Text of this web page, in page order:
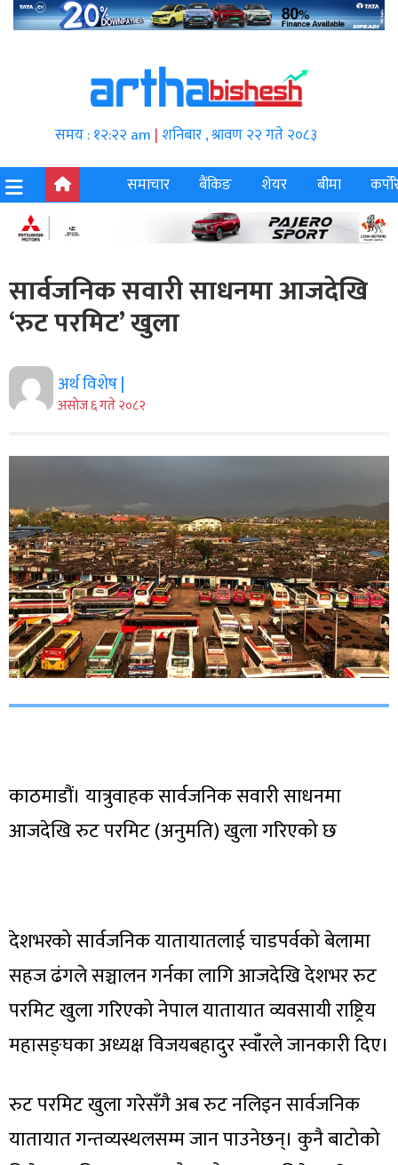
समय : १२:२२ am | शनिबार , श्रावण २२ गते २०८३
समाचार
बैंकिङ शेयर बीमा
सार्वजनिक सवारी साधनमा आजदेखि
‘रुट परमिट’ खुला
अर्थ विशेष |
असाेज ६ गते २०८२
काठमाडौं। यात्रुवाहक सार्वजनिक सवारी साधनमा
आजदेखि रुट परमिट (अनुमति) खुला गरिएको छ
देशभरको सार्वजनिक यातायातलाई चाडपर्वको बेलामा
सहज ढंगले सञ्चालन गर्नका लागि आजदेखि देशभर रुट
परमिट खुला गरिएको नेपाल यातायात व्यवसायी राष्ट्रिय
महासङ्घका अध्यक्ष विजयबहादुर स्वाँरले जानकारी दिए।
रुट परमिट खुला गरेसँगै अब रुट नलिइन सार्वजनिक
यातायात गन्तव्यस्थलसम्म जान पाउनेछन्। कुनै बाटोको